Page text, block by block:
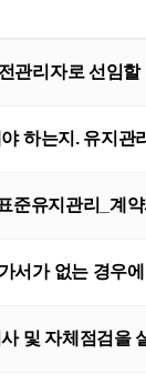
관리자로 선임
하는지. 유지관
준유지관리_계
서가 없는 경우
및 자체점검을